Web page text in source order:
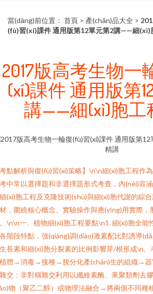
當(dāng)前位置： 首頁 > 產(chǎn)品大全 >
(fù)習(xí)課件 通用版第12單元第2講——細(xì)
2017版高考生物一
(xí)課件 通用版第
講——細(xì)胞工
點解析與復(fù)習(xí)策略】\n\n細(xì)胞工程作
中常以選擇題和非選擇題形式考查，內(nèi)容
(xì)胞工程及克隆技術(shù)與細(xì)胞代謝的綜
，圍繞核心概念、實驗操作與應(yīng)用實際，
\n\n一、植物細(xì)胞工程要點\n1. 細(xì)胞全能
階段特點，強(qiáng)調(diào)激素配比對誘導
長素和細(xì)胞分裂素的比例影響芽/根形成\n
體→消毒→接種→脫分化產(chǎn)生的組織→器
交：非對稱雜交利用以纖維素酶、果聚類劑去
物（聚乙二醇）或物理法融合→將兩個不同種